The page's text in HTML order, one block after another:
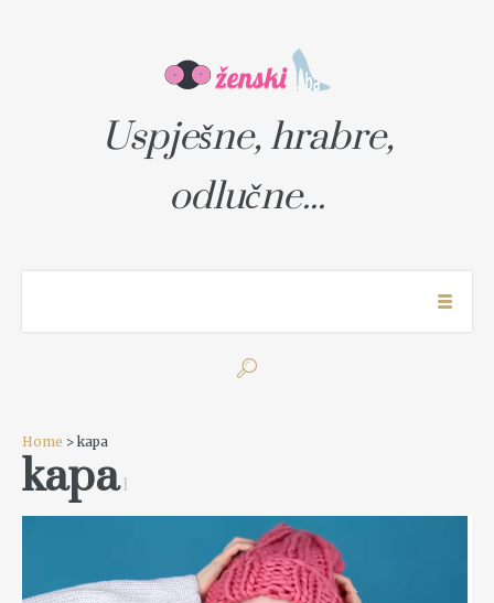
Uspješne, hrabre,
odlučne...
Home > kapa
kapa1